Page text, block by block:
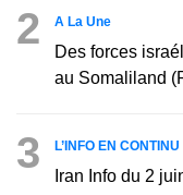
2 A La Une
Des forces
au Somaliland
3 L’INFO EN CONTINU
Iran Info du 2